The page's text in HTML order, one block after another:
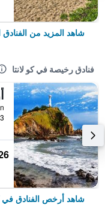
شاهد المزيد من الفنادق
فنادق رخيصة في كو لانتا
5.3
26
شاهد أرخص الفنادق في